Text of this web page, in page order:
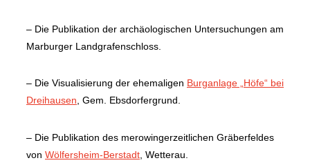
– Die Publikation der archäologischen Untersuchungen am
Marburger Landgrafenschloss.
– Die Visualisierung der ehemaligen Burganlage „Höfe“ bei
Dreihausen , Gem. Ebsdorfergrund.
– Die Publikation des merowingerzeitlichen Gräberfeldes
von Wölfersheim-Berstadt , Wetterau.